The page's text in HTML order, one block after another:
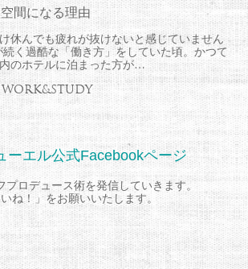
間になる理由
休んでも疲れが抜けないと感じていません
く過酷な「働き方」をしていた頃。かつて
のホテルに泊まった方が…
ーエル公式Facebookページ
プロデュース術を発信していきます。
ね！」をお願いいたします。